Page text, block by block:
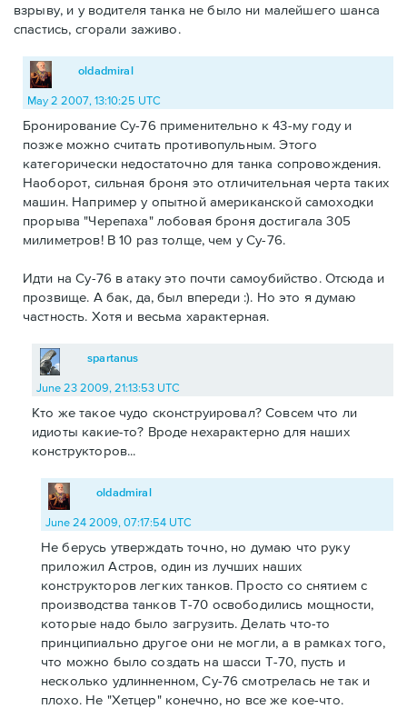
взрыву, и у водителя танка не было ни малейшего шанса
спастись, сгорали заживо.
oldadmiral
May 2 2007, 13:10:25 UTC
Бронирование Су-76 применительно к 43-му году и
позже можно считать противопульным. Этого
категорически недостаточно для танка сопровождения.
Наоборот, сильная броня это отличительная черта таких
машин. Например у опытной американской самоходки
прорыва "Черепаха" лобовая броня достигала 305
милиметров! В 10 раз толще, чем у Су-76.
Идти на Су-76 в атаку это почти самоубийство. Отсюда и
прозвище. А бак, да, был впереди :). Но это я думаю
частность. Хотя и весьма характерная.
spartanus
June 23 2009, 21:13:53 UTC
Кто же такое чудо сконструировал? Совсем что ли
идиоты какие-то? Вроде нехарактерно для наших
конструкторов...
oldadmiral
June 24 2009, 07:17:54 UTC
Не берусь утверждать точно, но думаю что руку
приложил Астров, один из лучших наших
конструкторов легких танков. Просто со снятием с
производства танков Т-70 освободились мощности,
которые надо было загрузить. Делать что-то
принципиально другое они не могли, а в рамках того,
что можно было создать на шасси Т-70, пусть и
несколько удлинненном, Су-76 смотрелась не так и
плохо. Не "Хетцер" конечно, но все же кое-что.